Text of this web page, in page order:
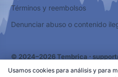
Términos y reembolsos
Denunciar abuso o contenido
© 2024–2026 Tembrica ·
Usamos cookies para análisis y para